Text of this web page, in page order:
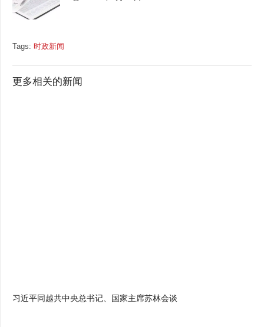
Tags: 时政新闻
更多相关的新闻
习近平同越共中央总书记、国家主席苏林会谈